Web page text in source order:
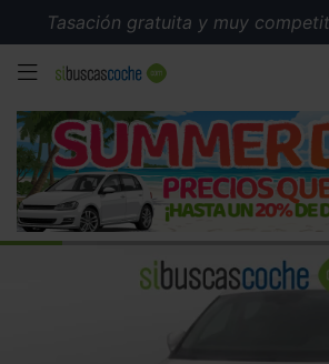
Tasación gratuita y muy
MENÚ